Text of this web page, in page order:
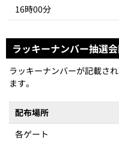
16時00分
ラッキーナンバー抽選
ラッキーナンバーが記載さ
ます。
配布場所
各ゲート